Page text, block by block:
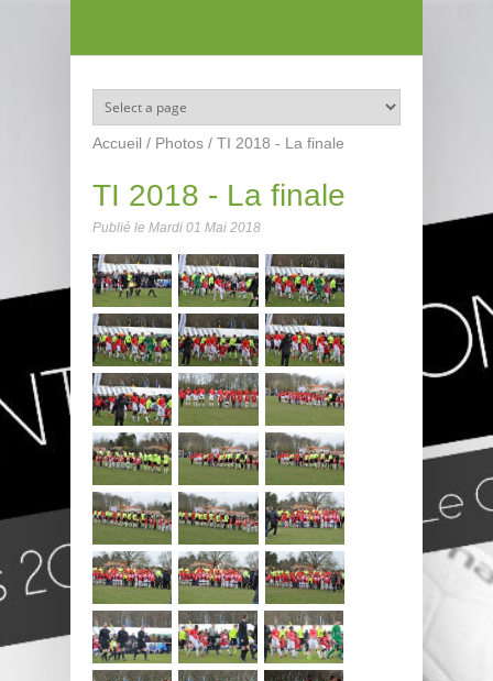
Accueil / Photos / TI 2018 - La finale
TI 2018 - La finale
Publié le Mardi 01 Mai 2018